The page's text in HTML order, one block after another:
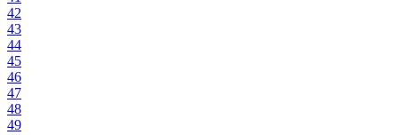
42
43
44
45
46
47
48
49